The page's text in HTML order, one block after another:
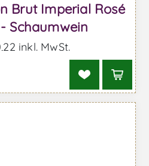
Brut Imperial Rosé
Schaumwein
inkl. MwSt.